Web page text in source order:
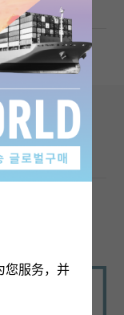
您服务，并